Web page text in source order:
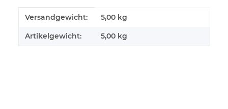
Produkteigenschaft
Wert
Versandgewicht: 5,00 kg
Artikelgewicht: 5,00 kg